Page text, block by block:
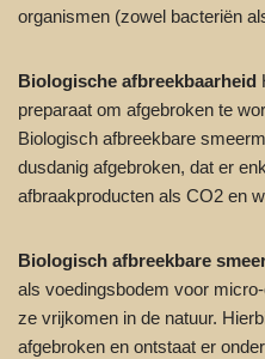
organismen (zowel bacteriën
Biologische afbreekbaarheid
preparaat om afgebroken te
Biologisch afbreekbare
dusdanig afgebroken, dat er
afbraakproducten als CO2 en
Biologisch afbreekbare
als voedingsbodem voor
ze vrijkomen in de natuur.
afgebroken en ontstaat er